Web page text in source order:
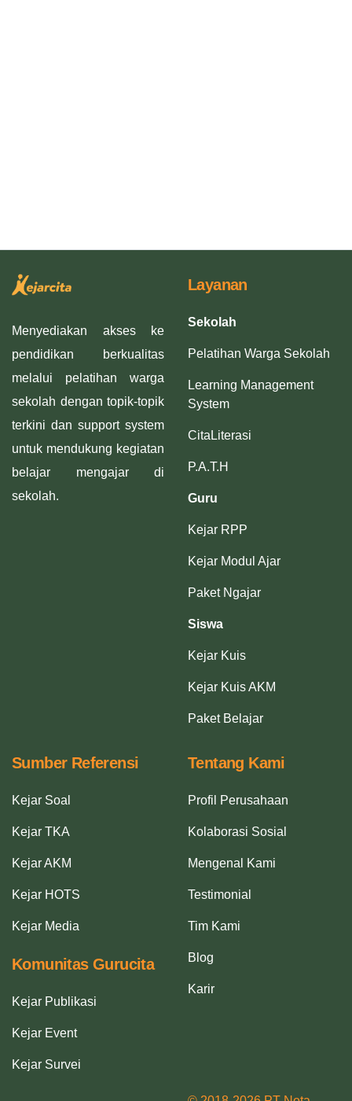
Menyediakan akses ke
pendidikan berkualitas
melalui pelatihan warga
sekolah dengan topik-topik
terkini dan support system
untuk mendukung kegiatan
belajar mengajar di
sekolah.
Layanan
Sekolah
Pelatihan Warga Sekolah
Learning Management
System
CitaLiterasi
P.A.T.H
Guru
Kejar RPP
Kejar Modul Ajar
Paket Ngajar
Siswa
Kejar Kuis
Kejar Kuis AKM
Paket Belajar
Sumber Referensi
Kejar Soal
Kejar TKA
Kejar AKM
Kejar HOTS
Kejar Media
Komunitas Gurucita
Kejar Publikasi
Kejar Event
Kejar Survei
Tentang Kami
Profil Perusahaan
Kolaborasi Sosial
Mengenal Kami
Testimonial
Tim Kami
Blog
Karir